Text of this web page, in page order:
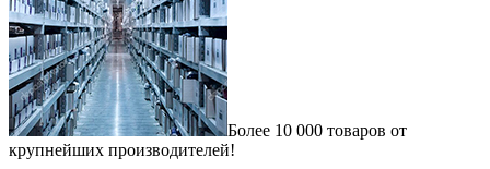
Более 10 000 товаров от
крупнейших производителей!